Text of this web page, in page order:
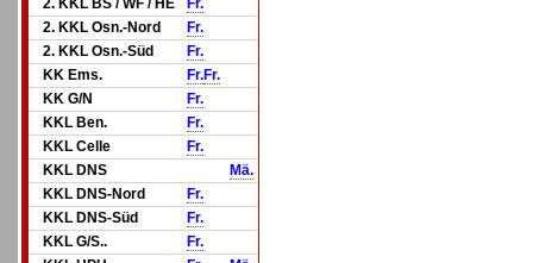
2. KKL BS / WF / HE
Fr.
2. KKL Osn.-Nord
Fr.
2. KKL Osn.-Süd
Fr.
KK Ems.
Fr.Fr.
KK G/N
Fr.
KKL Ben.
Fr.
KKL Celle
Fr.
KKL DNS
Mä.
KKL DNS-Nord
Fr.
KKL DNS-Süd
Fr.
KKL G/S..
Fr.